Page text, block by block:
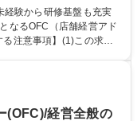
】9/16(水)
(月) 17:00まで ■本求人
が完了します。後日、視
【詳細ページ】https://w
底解剖
経験から研修基盤も充実
なるOFC（店舗経営アド
プランの変更に合わせた
して働く制度 ※エリア
る制度や短時間で働く制
(OFC)/経営全般の